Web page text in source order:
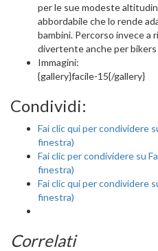
per le sue modeste
abbordabile che lo rende
bambini. Percorso invece
divertente anche per
Immagini:
{gallery}facile-15{/gallery}
Condividi:
Fai clic qui per condividere
finestra)
Fai clic per condividere su
finestra)
Fai clic qui per condividere
finestra)
Correlati